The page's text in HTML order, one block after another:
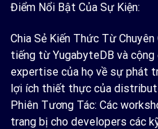
Điểm Nổi Bật Của Sự Kiện:
Chia Sẻ Kiến Thức Từ
tiếng từ YugabyteDB và cộng
expertise của họ về sự phát
lợi ích thiết thực của
Phiên Tương Tác: Các
trang bị cho developers các